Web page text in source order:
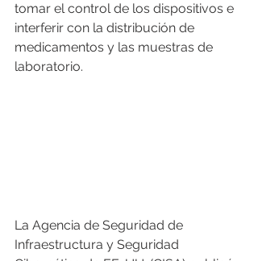
tomar el control de los dispositivos e
interferir con la distribución de
medicamentos y las muestras de
laboratorio.
La Agencia de Seguridad de
Infraestructura y Seguridad